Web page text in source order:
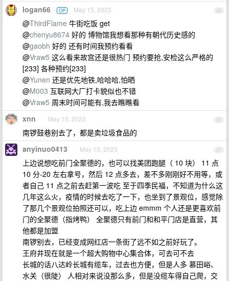
25
logan66 OP May 15, 2023
@ThirdFlame 牛街吃饭 get
@chenyu8674 好的 博物馆我想看那种有朝代历史感的
@gaobh 好的 还有时间我预约看看
@Vraw5 这么看来故宫还是很热门 预约要抢,安检这么严格的
[233] 各种预约[233]
@Yunen 还是优先地铁,哈哈哈,怕晒
@M003 互联网大厂打卡貌似也不错
@Vraw5 周末时间可能有,我去瞧瞧看
26
xnn May 15, 2023
南锣鼓巷别去了，都是卖垃圾食品的
27
anyinuo0413 May 15, 2023
上边说想吃前门全聚德的，也可以找美团跑腿（ 10 块） 11 点
10 分-20 左右拿号，然后 12 点多去，差不多刚刚好不用等，或
者自己 11 点之前去赶第一波吃 至于四季民福，不知道为什么这
几年这么火，疫情的时候去吃了一下，也坐到了景观位，感觉除
了那几个景观位拍照还可以，吃上边 emmm 个人还是更喜欢前
门的全聚德（指烤鸭） 全聚德只有前门和和平门店是直营，其
他都是加盟
南锣别去，已经变成网红店一条街了远不如之前好玩了。
王府井现在就是一个超大购物中心集合体，可去可不去
长城的话八达岭长城有缆车，过去也方便，但是人多 慕田峪、
水关（很陡） 人相对来说没那么多，但是没缆车得自己爬，交